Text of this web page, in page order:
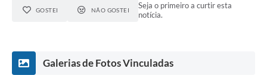
GOSTEI NÃO GOSTEI
Seja o primeiro a curtir esta
notícia.
Galerias de Fotos Vinculadas